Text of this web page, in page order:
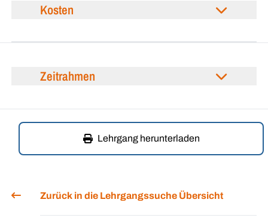
Kosten
Zeitrahmen
Lehrgang herunterladen
Zurück in die Lehrgangssuche Übersicht